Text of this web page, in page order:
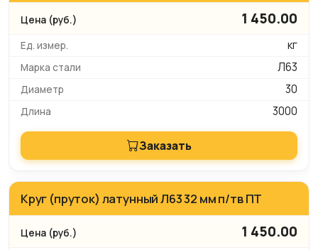
1 450.00
кг
Л63
30
3000
Заказать
Круг (пруток) латунный Л63 32 мм п/тв ПТ
1 450.00